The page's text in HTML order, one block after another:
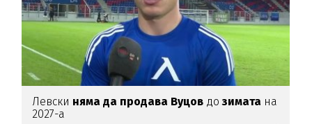
Левски няма да продава Вуцов дозимата на
2027-а